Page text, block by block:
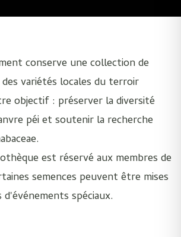
conserve une collection de
des variétés locales du terroir
objectif : préserver la diversité
péi et soutenir la recherche
est réservé aux membres de
semences peuvent être mises
spéciaux.